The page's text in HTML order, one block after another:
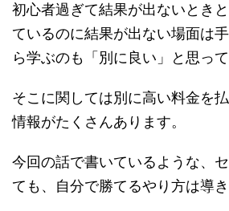
初心者過ぎて結果が出ないとき
ているのに結果が出ない場面は
ら学ぶのも「別に良い」と思って
そこに関しては別に高い料金を
情報がたくさんあります。
今回の話で書いているような、
ても、自分で勝てるやり方は導き